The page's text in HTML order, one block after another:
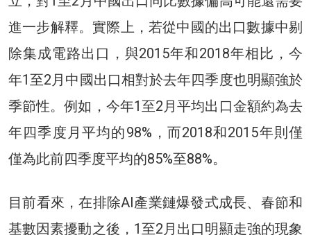
進一步解釋。實際上，若從中國的出口數據中剔
除集成電路出口，與2015年和2018年相比，今
年1至2月中國出口相對於去年四季度也明顯強於
季節性。例如，今年1至2月平均出口金額約為去
年四季度月平均的98%，而2018和2015年則僅
僅為此前四季度平均的85%至88%。
目前看來，在排除AI產業鏈爆發式成長、春節和
基數因素擾動之後，1至2月出口明顯走強的現象